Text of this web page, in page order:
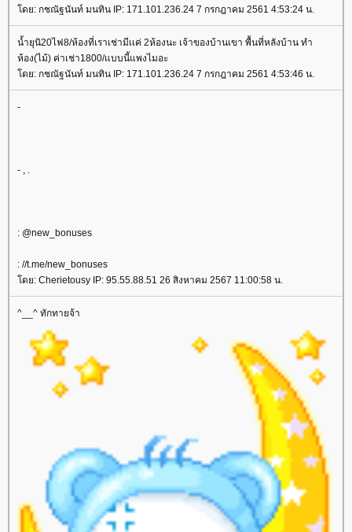
ดย: กชณัฐนันท์ มนทิน IP: 171.101.236.24 7 กรกฎาคม 2561 4:53:24 น.
น้ำยุนิ20ไฟ8/ห้องที่เราเช่ามีเเค่ 2ห้องนะ เจ้าของบ้านเขา พื้นที่หลังบ้าน ทำ
ห้อง(ไม้) ค่าเช่า1800/แบบนี้แพงไมอะ
ดย: กชณัฐนันท์ มนทิน IP: 171.101.236.24 7 กรกฎาคม 2561 4:53:46 น.
-
- , .
: @new_bonuses
: //t.me/new_bonuses
ดย: Cherietousy IP: 95.55.88.51 26 สิงหาคม 2567 11:00:58 น.
^__^ ทักทายจ้า